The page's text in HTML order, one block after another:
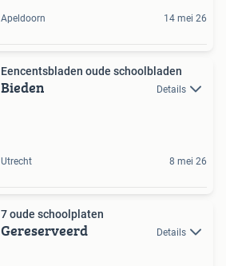
Apeldoorn 14 mei 26
Eencentsbladen oude schoolbladen
Bieden Details
Utrecht 8 mei 26
7 oude schoolplaten
Gereserveerd Details